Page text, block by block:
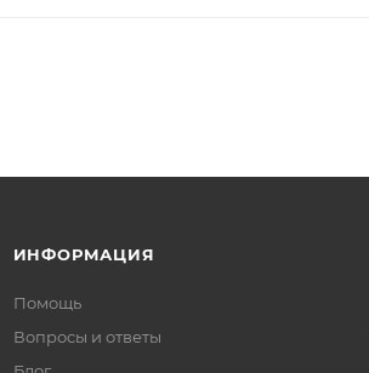
ИНФОРМАЦИЯ
Помощь
Вопросы и ответы